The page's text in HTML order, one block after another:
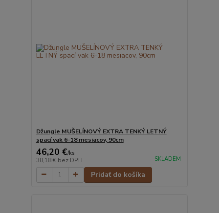
Džungle MUŠELÍNOVÝ EXTRA TENKÝ LETNÝ
spací vak 6-18 mesiacov, 90cm
46,20 €/ks
38,18 € bez DPH SKLADEM
Pridať do košíka